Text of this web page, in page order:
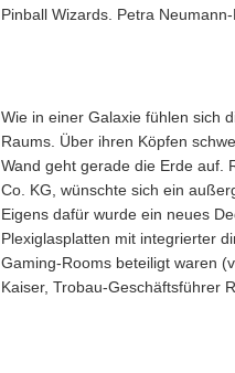
Pinball Wizards. Petra
Wie in einer Galaxie fühlen sich
Raums. Über ihren Köpfen
Wand geht gerade die Erde auf.
Co. KG, wünschte sich ein
Eigens dafür wurde ein neues
Plexiglasplatten mit integrierter
Gaming-Rooms beteiligt waren
Kaiser, Trobau-Geschäftsführer